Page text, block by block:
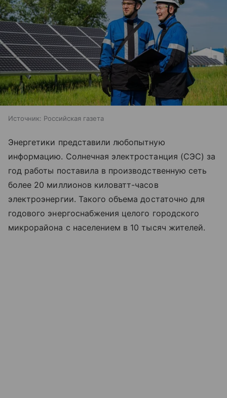
Источник: Российская газета
Энергетики представили любопытную
информацию. Солнечная электростанция (СЭС) за
год работы поставила в производственную сеть
более 20 миллионов киловатт-часов
электроэнергии. Такого объема достаточно для
годового энергоснабжения целого городского
микрорайона с населением в 10 тысяч жителей.